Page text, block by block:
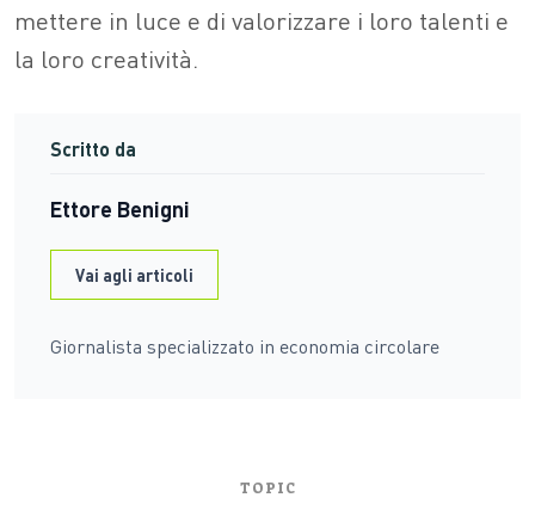
mettere in luce e di valorizzare i loro talenti e
la loro creatività.
Scritto da
Ettore Benigni
Vai agli articoli
Giornalista specializzato in economia circolare
TOPIC